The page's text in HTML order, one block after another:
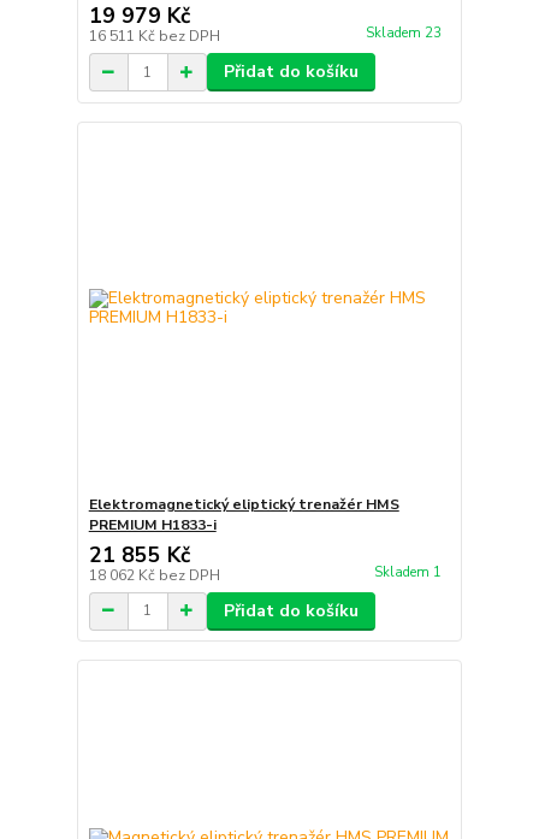
19 979 Kč
16 511 Kč bez DPH Skladem 23
Přidat do košíku
Elektromagnetický eliptický trenažér HMS
PREMIUM H1833-i
21 855 Kč
18 062 Kč bez DPH Skladem 1
Přidat do košíku